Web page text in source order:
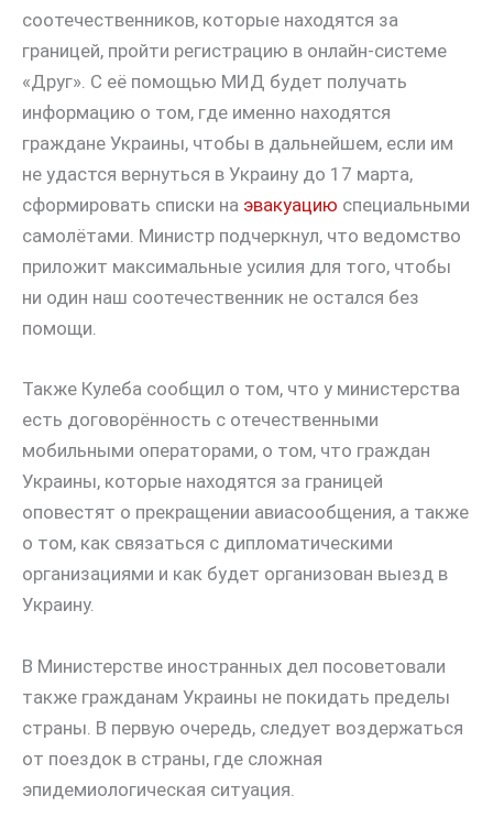
соотечественников, которые находятся за
границей, пройти регистрацию в онлайн-системе
«Друг». С её помощью МИД будет получать
информацию о том, где именно находятся
граждане Украины, чтобы в дальнейшем, если им
не удастся вернуться в Украину до 17 марта,
сформировать списки на эвакуацию специальными
самолётами. Министр подчеркнул, что ведомство
приложит максимальные усилия для того, чтобы
ни один наш соотечественник не остался без
помощи.
Также Кулеба сообщил о том, что у министерства
есть договорённость с отечественными
мобильными операторами, о том, что граждан
Украины, которые находятся за границей
оповестят о прекращении авиасообщения, а также
о том, как связаться с дипломатическими
организациями и как будет организован выезд в
Украину.
В Министерстве иностранных дел посоветовали
также гражданам Украины не покидать пределы
страны. В первую очередь, следует воздержаться
от поездок в страны, где сложная
эпидемиологическая ситуация.